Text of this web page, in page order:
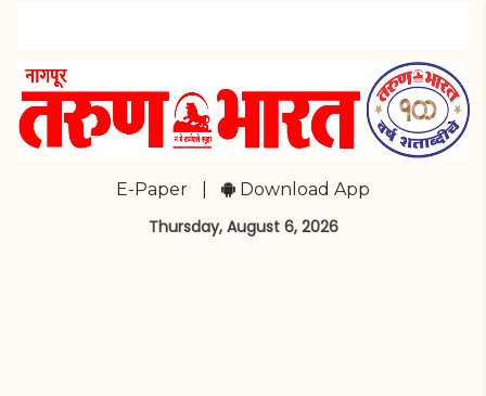
E-Paper Download App
Thursday, August 6, 2026